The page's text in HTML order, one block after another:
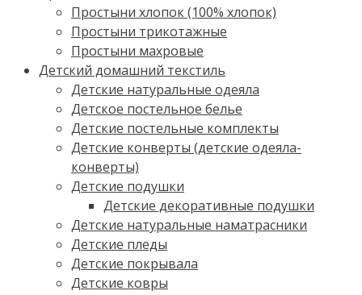
Простыни хлопок (100% хлопок)
Простыни трикотажные
Простыни махровые
Детский домашний текстиль
Детские натуральные одеяла
Детское постельное белье
Детские постельные комплекты
Детские конверты (детские одеяла-
конверты)
Детские подушки
Детские декоративные подушки
Детские натуральные наматрасники
Детские пледы
Детские покрывала
Детские ковры